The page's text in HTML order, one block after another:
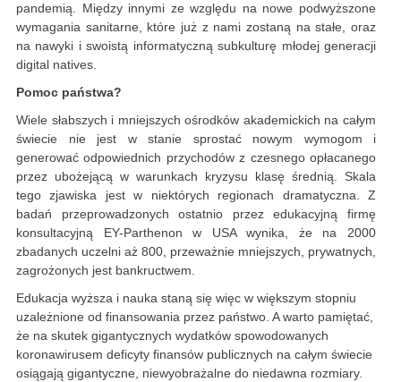
pandemią. Między innymi ze względu na nowe podwyższone
wymagania sanitarne, które już z nami zostaną na stałe, oraz
na nawyki i swoistą informatyczną subkulturę młodej generacji
digital natives.
Pomoc państwa?
Wiele słabszych i mniejszych ośrodków akademickich na całym
świecie nie jest w stanie sprostać nowym wymogom i
generować odpowiednich przychodów z czesnego opłacanego
przez ubożejącą w warunkach kryzysu klasę średnią. Skala
tego zjawiska jest w niektórych regionach dramatyczna. Z
badań przeprowadzonych ostatnio przez edukacyjną firmę
konsultacyjną EY-Parthenon w USA wynika, że na 2000
zbadanych uczelni aż 800, przeważnie mniejszych, prywatnych,
zagrożonych jest bankructwem.
Edukacja wyższa i nauka staną się więc w większym stopniu
uzależnione od finansowania przez państwo. A warto pamiętać,
że na skutek gigantycznych wydatków spowodowanych
koronawirusem deficyty finansów publicznych na całym świecie
osiągają gigantyczne, niewyobrażalne do niedawna rozmiary.